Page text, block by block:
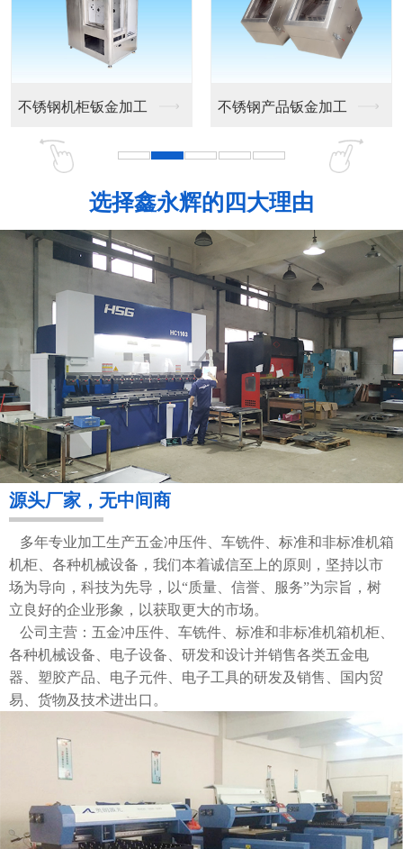
设备机箱外壳 机箱外壳定做
选择鑫永辉的四大理由
源头厂家，无中间商
多年专业加工生产五金冲压件、车铣件、标准和非标准机箱
机柜、各种机械设备，我们本着诚信至上的原则，坚持以市
场为导向，科技为先导，以“质量、信誉、服务”为宗旨，树
立良好的企业形象，以获取更大的市场。
公司主营：五金冲压件、车铣件、标准和非标准机箱机柜、
各种机械设备、电子设备、研发和设计并销售各类五金电
器、塑胶产品、电子元件、电子工具的研发及销售、国内贸
易、货物及技术进出口。